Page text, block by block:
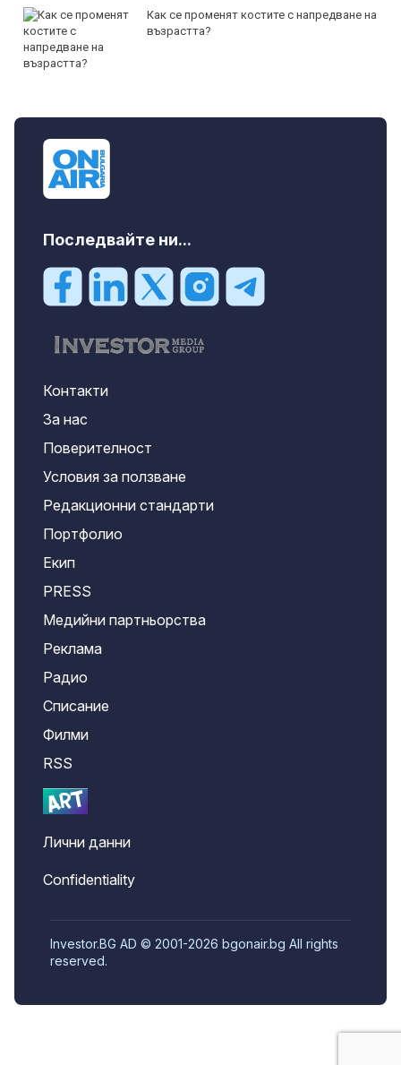
Как се променят костите с напредване на
възрастта?
Последвайте ни...
Контакти
За нас
Поверителност
Условия за ползване
Редакционни стандарти
Портфолио
Екип
PRESS
Медийни партньорства
Реклама
Радио
Списание
Филми
RSS
Лични данни
Confidentiality
Investor.BG AD © 2001-2026 bgonair.bg All rights
reserved.